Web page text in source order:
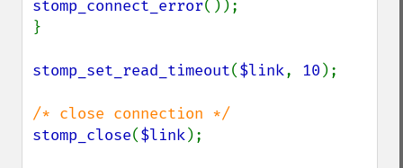
stomp_connect_error());
}
stomp_set_read_timeout($link, 10 );
stomp_close($link);